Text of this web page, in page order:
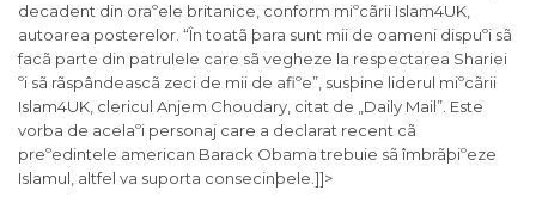
decadent din oraºele britanice, conform miºcãrii Islam4UK,
autoarea posterelor. “În toatã þara sunt mii de oameni dispuºi sã
facã parte din patrulele care sã vegheze la respectarea Shariei
ºi sã rãspândeascã zeci de mii de afiºe”, susþine liderul miºcãrii
Islam4UK, clericul Anjem Choudary, citat de „Daily Mail”. Este
vorba de acelaºi personaj care a declarat recent cã
preºedintele american Barack Obama trebuie sã îmbrãþiºeze
Islamul, altfel va suporta consecinþele.]]>